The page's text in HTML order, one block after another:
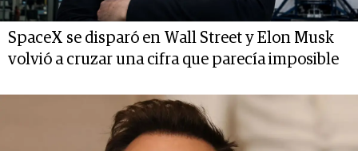
SpaceX se disparó en Wall Street y Elon Musk
volvió a cruzar una cifra que parecía imposible